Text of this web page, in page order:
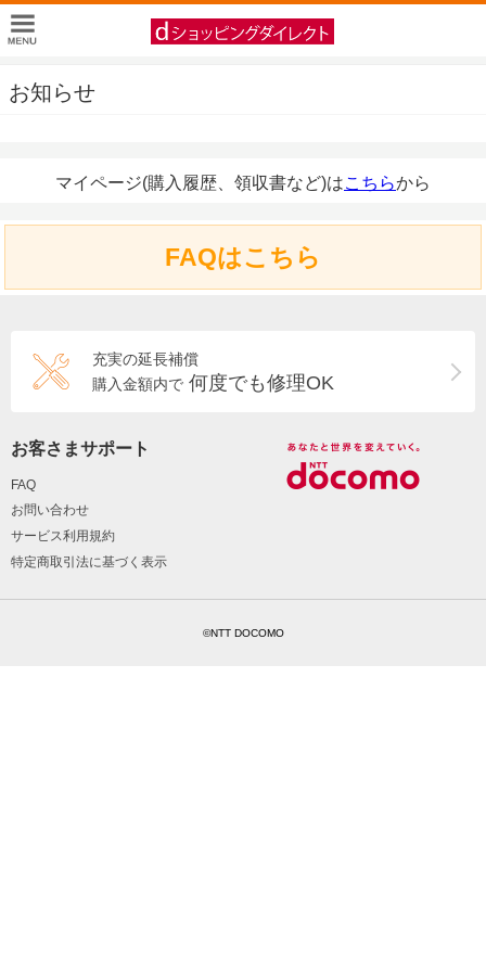
お知らせ
マイページ(購入履歴、領収書など)はこちらから
FAQはこちら
充実の延長補償
購入金額内で 何度でも修理OK
お客さまサポート
FAQ
お問い合わせ
サービス利用規約
特定商取引法に基づく表示
©NTT DOCOMO